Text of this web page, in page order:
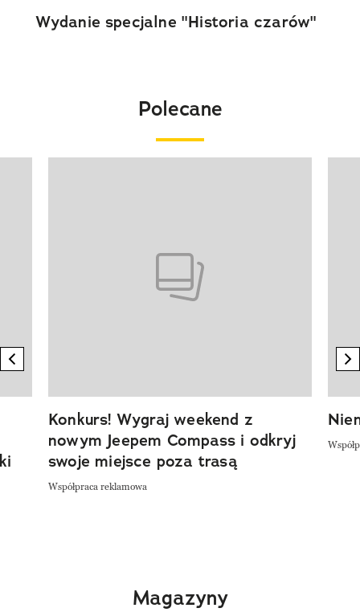
Wydanie specjalne "Historia czarów"
Polecane
previous element
Konkurs! Wygraj weekend z
nowym Jeepem Compass i odkryj
swoje miejsce poza trasą
Współpraca reklamowa
Magazyny